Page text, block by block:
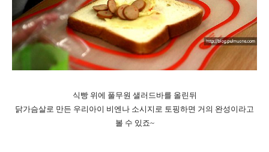
식빵 위에 풀무원 샐러드바를 올린뒤
닭가슴살로 만든 우리아이 비엔나 소시지로 토핑하면 거의 완성이라고
볼 수 있죠~